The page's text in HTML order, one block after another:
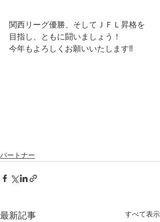
関西リーグ優勝、そしてＪＦＬ昇格を
目指し、ともに闘いましょう！
今年もよろしくお願いいたします‼️
パートナー
最新記事 すべて表示